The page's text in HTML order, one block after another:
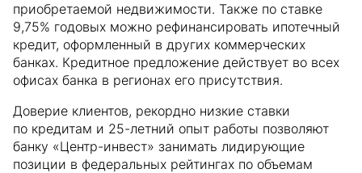
приобретаемой недвижимости. Также по ставке
9,75% годовых можно рефинансировать ипотечный
кредит, оформленный в других коммерческих
банках. Кредитное предложение действует во всех
офисах банка в регионах его присутствия.
Доверие клиентов, рекордно низкие ставки
по кредитам и 25-летний опыт работы позволяют
банку «Центр-инвест» занимать лидирующие
позиции в федеральных рейтингах по объемам